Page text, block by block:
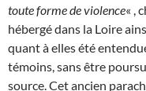
toute forme de violence« ,
hébergé dans la Loire
quant à elles été
témoins, sans être
source. Cet ancien